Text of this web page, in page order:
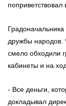
дружбы народов.
смело обходили
кабинеты и на
- Все деньги,
докладывал